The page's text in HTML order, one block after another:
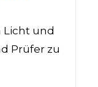
Licht und
Prüfer zu